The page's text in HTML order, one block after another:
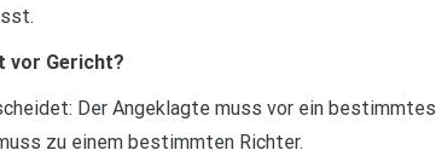
vor Gericht?
Der Angeklagte muss vor ein
zu einem bestimmten Richter.